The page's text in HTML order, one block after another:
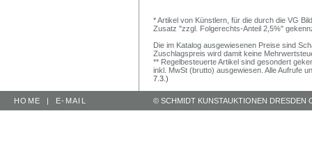
* Artikel von Künstlern, für die durch die VG
Zusatz "zzgl. Folgerechts-Anteil 2,5%"
Die im Katalog ausgewiesenen Preise sind
Zuschlagspreis wird damit keine
** Regelbesteuerte Artikel sind gesondert
inkl. MwSt (brutto) ausgewiesen. Alle Aufrufe
7.3.)
HOME | E-MAIL © SCHMIDT KUNSTAUKTIONEN DRESDEN